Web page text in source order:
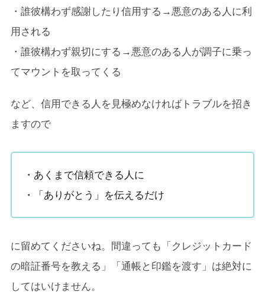
・誰彼構わず感謝したり信用する→悪意のある人に利
用される
・誰彼構わず親切にする→悪意のある人が調子に乗っ
てマウントを取ってくる
など、信用できる人を見極めなければトラブルを招き
ますので
・あくまで信頼できる人に
・「ありがとう」を伝えるだけ
に留めてくださいね。間違っても「クレジットカード
の暗証番号を教える」「通帳と印鑑を渡す」は絶対に
してはいけません。